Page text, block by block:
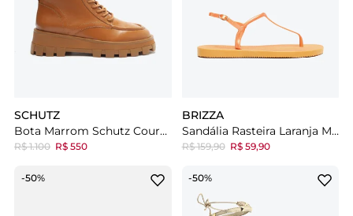
SCHUTZ
Bota Marrom Schutz Couro Pelo
R$ 1.100 R$ 550
BRIZZA
Sandália Rasteira Laranja Metalizada Arezzo Brizza Slim
R$ 159,90 R$ 59,90
-50% -50%